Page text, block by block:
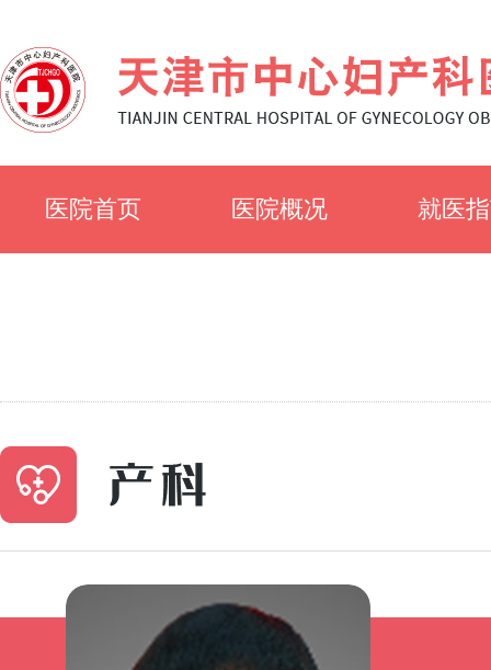
医院首页 医院概况 就医